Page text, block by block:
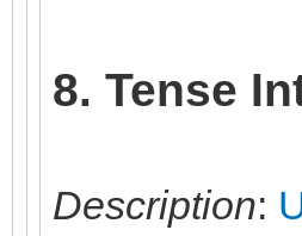
8. Tense
Description: